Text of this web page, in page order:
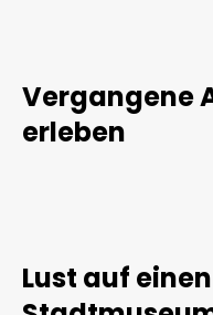
Vergangene
erleben
Lust auf